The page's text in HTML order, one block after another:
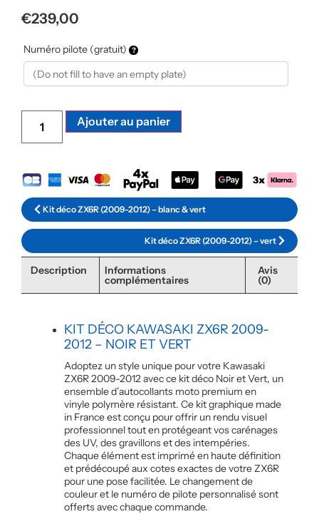
€239,00
Numéro pilote (gratuit)
Ajouter au panier
Kit déco ZX6R (2009-2012) – blanc & vert
Kit déco ZX6R (2009-2012) – vert
Description Informations
complémentaires
Avis
(0)
KIT DÉCO KAWASAKI ZX6R 2009-
2012 – NOIR ET VERT
Adoptez un style unique pour votre Kawasaki
ZX6R 2009-2012 avec ce kit déco Noir et Vert, un
ensemble d’autocollants moto premium en
vinyle polymère résistant. Ce kit graphique made
in France est conçu pour offrir un rendu visuel
professionnel tout en protégeant vos carénages
des UV, des gravillons et des intempéries.
Chaque élément est imprimé en haute définition
et prédécoupé aux cotes exactes de votre ZX6R
pour une pose facilitée. Le changement de
couleur et le numéro de pilote personnalisé sont
offerts avec chaque commande.